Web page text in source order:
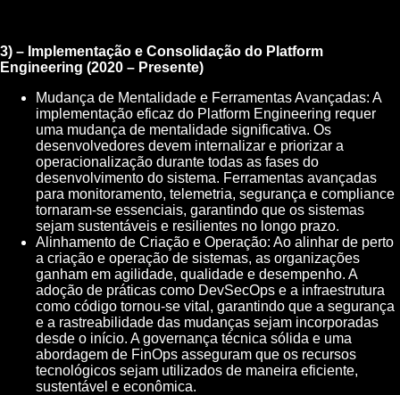
3) – Implementação e Consolidação do Platform
Engineering (2020 – Presente)
Mudança de Mentalidade e Ferramentas Avançadas: A
implementação eficaz do Platform Engineering requer
uma mudança de mentalidade significativa. Os
desenvolvedores devem internalizar e priorizar a
operacionalização durante todas as fases do
desenvolvimento do sistema. Ferramentas avançadas
para monitoramento, telemetria, segurança e compliance
tornaram-se essenciais, garantindo que os sistemas
sejam sustentáveis e resilientes no longo prazo.
Alinhamento de Criação e Operação: Ao alinhar de perto
a criação e operação de sistemas, as organizações
ganham em agilidade, qualidade e desempenho. A
adoção de práticas como DevSecOps e a infraestrutura
como código tornou-se vital, garantindo que a segurança
e a rastreabilidade das mudanças sejam incorporadas
desde o início. A governança técnica sólida e uma
abordagem de FinOps asseguram que os recursos
tecnológicos sejam utilizados de maneira eficiente,
sustentável e econômica.